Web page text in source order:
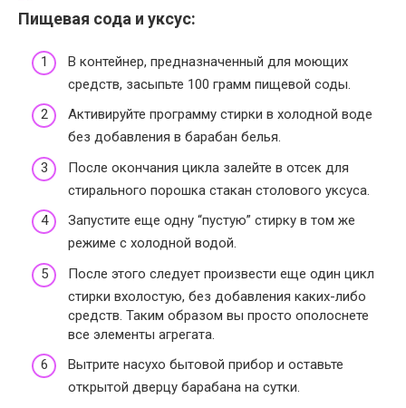
Пищевая сода и уксус:
В контейнер, предназначенный для моющих
средств, засыпьте 100 грамм пищевой соды.
Активируйте программу стирки в холодной воде
без добавления в барабан белья.
После окончания цикла залейте в отсек для
стирального порошка стакан столового уксуса.
Запустите еще одну “пустую” стирку в том же
режиме с холодной водой.
После этого следует произвести еще один цикл
стирки вхолостую, без добавления каких-либо
средств. Таким образом вы просто ополоснете
все элементы агрегата.
Вытрите насухо бытовой прибор и оставьте
открытой дверцу барабана на сутки.